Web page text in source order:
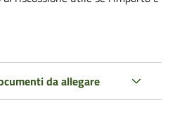
da allegare